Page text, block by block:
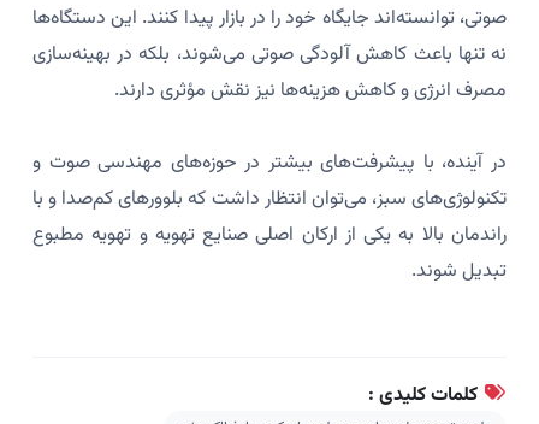
صوتی، توانسته‌اند جایگاه خود را در بازار پیدا کنند. این دستگاه‌ها
نه تنها باعث کاهش آلودگی صوتی می‌شوند، بلکه در بهینه‌سازی
مصرف انرژی و کاهش هزینه‌ها نیز نقش مؤثری دارند.
در آینده، با پیشرفت‌های بیشتر در حوزه‌های مهندسی صوت و
تکنولوژی‌های سبز، می‌توان انتظار داشت که بلوورهای کم‌صدا و با
راندمان بالا به یکی از ارکان اصلی صنایع تهویه و تهویه مطبوع
تبدیل شوند.
کلمات کلیدی :